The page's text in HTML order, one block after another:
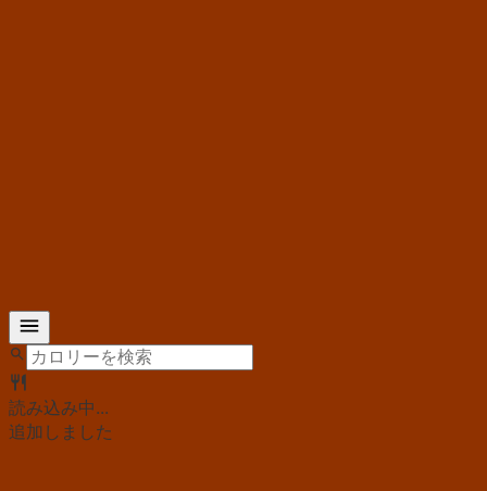
読み込み中...
追加しました